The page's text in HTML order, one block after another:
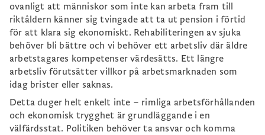
ovanligt att människor som inte kan arbeta fram till
riktåldern känner sig tvingade att ta ut pension i förtid
för att klara sig ekonomiskt. Rehabiliteringen av sjuka
behöver bli bättre och vi behöver ett arbetsliv där äldre
arbetstagares kompetenser värdesätts. Ett längre
arbetsliv förutsätter villkor på arbetsmarknaden som
idag brister eller saknas.
Detta duger helt enkelt inte – rimliga arbetsförhållanden
och ekonomisk trygghet är grundläggande i en
välfärdsstat. Politiken behöver ta ansvar och komma